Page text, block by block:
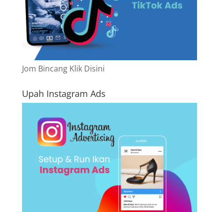
Jom Bincang Klik Disini
Upah Instagram Ads